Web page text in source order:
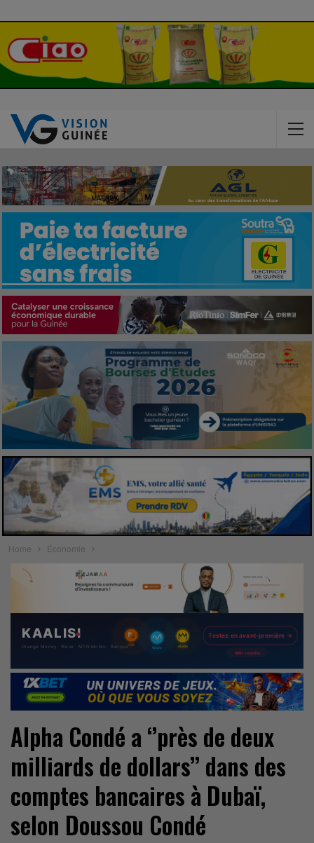
Home Économie
Alpha Condé a ‘’près de deux
milliards de dollars’’ dans des
comptes bancaires à Dubaï,
selon Doussou Condé